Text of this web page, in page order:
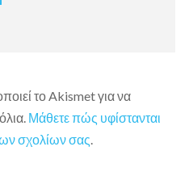
το Akismet για να
Μάθετε πώς υφίστανται
σχολίων σας